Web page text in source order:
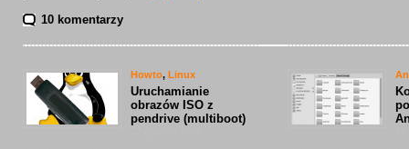
10 komentarzy
Howto, Linux
Uruchamianie
obrazów ISO z
pendrive (multiboot)